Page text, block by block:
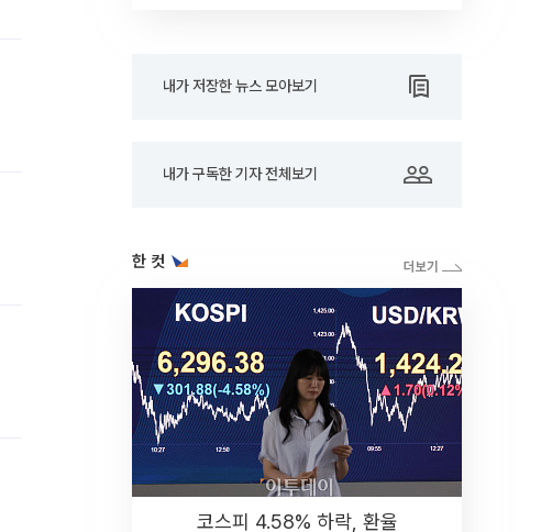
내가 저장한 뉴스 모아보기
내가 구독한 기자 전체보기
한 컷
코스피 4.58% 하락, 환율